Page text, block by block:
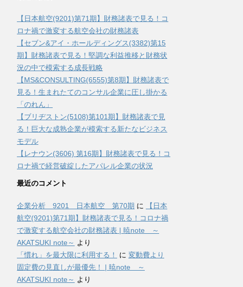
【日本航空(9201)第71期】財務諸表で見る！コ
ロナ禍で激変する航空会社の財務諸表
【セブン&アイ・ホールディングス(3382)第15
期】財務諸表で見る！堅調な利益推移と財務状
況の中で模索する成長戦略
【MS&CONSULTING(6555)第8期】財務諸表で
見る！生まれたてのコンサル企業に圧し掛かる
「のれん」
【ブリヂストン(5108)第101期】財務諸表で見
る！巨大な成熟企業が模索する新たなビジネス
モデル
【レナウン(3606) 第16期】財務諸表で見る！コ
ロナ禍で経営破綻したアパレル企業の状況
最近のコメント
企業分析 9201 日本航空 第70期 に
【日本
航空(9201)第71期】財務諸表で見る！コロナ禍
で激変する航空会社の財務諸表 | 暁note ～
AKATSUKI note～ より
「慣れ」を最大限に利用する！
に 変動費より
固定費の見直しが最優先！ | 暁note ～
AKATSUKI note～ より